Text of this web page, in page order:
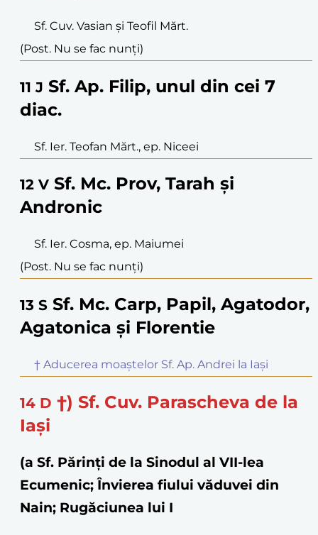
Sf. Cuv. Vasian și Teofil Mărt.
(Post. Nu se fac nunți)
11 J Sf. Ap. Filip, unul din cei 7
diac.
Sf. Ier. Teofan Mărt., ep. Niceei
12 V Sf. Mc. Prov, Tarah și
Andronic
Sf. Ier. Cosma, ep. Maiumei
(Post. Nu se fac nunți)
13 S Sf. Mc. Carp, Papil, Agatodor,
Agatonica și Florentie
† Aducerea moaștelor Sf. Ap. Andrei la Iași
14 D †) Sf. Cuv. Parascheva de la
Iași
(a Sf. Părinţi de la Sinodul al VII-lea
Ecumenic; Învierea fiului văduvei din
Nain; Rugăciunea lui I